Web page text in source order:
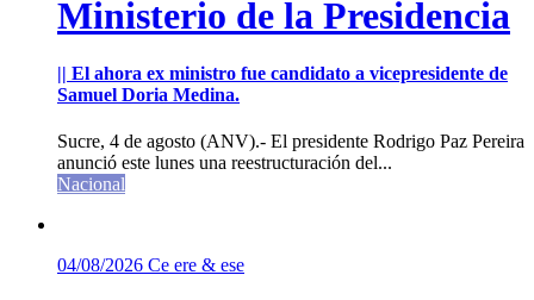
Ministerio de la Presidencia
|| El ahora ex ministro fue candidato a vicepresidente de
Samuel Doria Medina.
Sucre, 4 de agosto (ANV).- El presidente Rodrigo Paz Pereira
anunció este lunes una reestructuración del...
Nacional
04/08/2026 Ce ere & ese